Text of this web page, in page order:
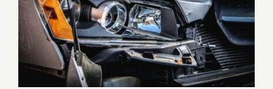
Doorrijden na een ongeluk